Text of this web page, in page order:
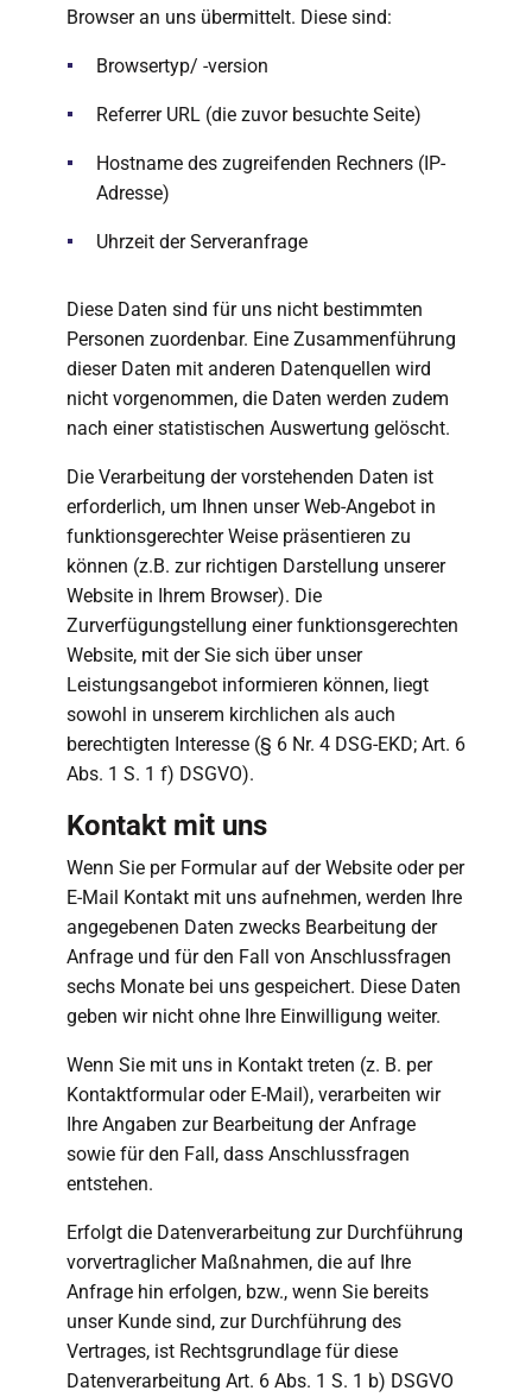
Browser an uns übermittelt. Diese sind:
Browsertyp/ -version
Referrer URL (die zuvor besuchte Seite)
Hostname des zugreifenden Rechners (IP-
Adresse)
Uhrzeit der Serveranfrage
Diese Daten sind für uns nicht bestimmten
Personen zuordenbar. Eine Zusammenführung
dieser Daten mit anderen Datenquellen wird
nicht vorgenommen, die Daten werden zudem
nach einer statistischen Auswertung gelöscht.
Die Verarbeitung der vorstehenden Daten ist
erforderlich, um Ihnen unser Web-Angebot in
funktionsgerechter Weise präsentieren zu
können (z.B. zur richtigen Darstellung unserer
Website in Ihrem Browser). Die
Zurverfügungstellung einer funktionsgerechten
Website, mit der Sie sich über unser
Leistungsangebot informieren können, liegt
sowohl in unserem kirchlichen als auch
berechtigten Interesse (§ 6 Nr. 4 DSG-EKD; Art. 6
Abs. 1 S. 1 f) DSGVO).
Kontakt mit uns
Wenn Sie per Formular auf der Website oder per
E-Mail Kontakt mit uns aufnehmen, werden Ihre
angegebenen Daten zwecks Bearbeitung der
Anfrage und für den Fall von Anschlussfragen
sechs Monate bei uns gespeichert. Diese Daten
geben wir nicht ohne Ihre Einwilligung weiter.
Wenn Sie mit uns in Kontakt treten (z. B. per
Kontaktformular oder E-Mail), verarbeiten wir
Ihre Angaben zur Bearbeitung der Anfrage
sowie für den Fall, dass Anschlussfragen
entstehen.
Erfolgt die Datenverarbeitung zur Durchführung
vorvertraglicher Maßnahmen, die auf Ihre
Anfrage hin erfolgen, bzw., wenn Sie bereits
unser Kunde sind, zur Durchführung des
Vertrages, ist Rechtsgrundlage für diese
Datenverarbeitung Art. 6 Abs. 1 S. 1 b) DSGVO